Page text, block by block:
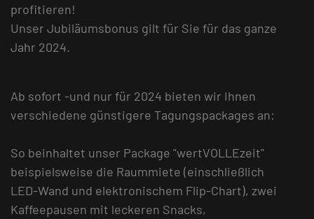
profitieren!
Unser Jubiläumsbonus gilt für Sie für das ganze
Jahr 2024.
Ab sofort -und nur für 2024 bieten wir Ihnen
verschiedene günstigere Tagungspackages an:
So beinhaltet unser Package "wertVOLLEzeit"
beispielsweise die Raummiete (einschließlich
LED-Wand und elektronischem Flip-Chart), zwei
Kaffeepausen mit leckeren Snacks,